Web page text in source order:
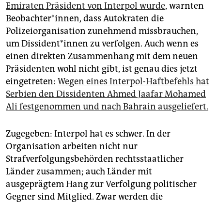
epaper login
Emiraten Präsident von Interpol wurde, warnten
Beobachter*innen, dass Autokraten die
Polizeiorganisation zunehmend missbrauchen,
um Dis­si­den­t*in­nen zu verfolgen. Auch wenn es
einen direkten Zusammenhang mit dem neuen
Präsidenten wohl nicht gibt, ist genau dies jetzt
eingetreten: Wegen eines Interpol-Haftbefehls hat
Serbien den Dissidenten Ahmed Jaafar Mohamed
Ali festgenommen und nach Bahrain ausgeliefert.
Zugegeben: Interpol hat es schwer. In der
Organisation arbeiten nicht nur
Strafverfolgungsbehörden rechtsstaatlicher
Länder zusammen; auch Länder mit
ausgeprägtem Hang zur Verfolgung politischer
Gegner sind Mitglied. Zwar werden die